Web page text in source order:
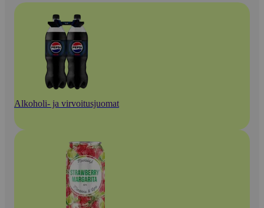
Alkoholi- ja virvoitusjuomat